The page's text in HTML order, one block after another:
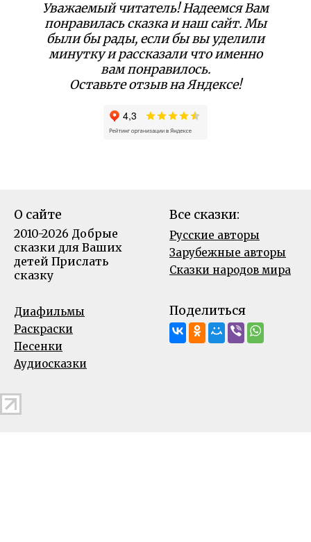
Уважаемый читатель! Надеемся Вам
понравилась сказка и наш сайт. Мы
были бы рады, если бы вы уделили
минутку и рассказали что именно
вам понравилось.
Оставьте отзыв на Яндексе!
О сайте
2010-2026 Добрые
сказки для Ваших
детей Прислать
сказку
Все сказки:
Русские авторы
Зарубежные авторы
Сказки народов мира
Диафильмы
Раскраски
Песенки
Аудиосказки
Поделиться